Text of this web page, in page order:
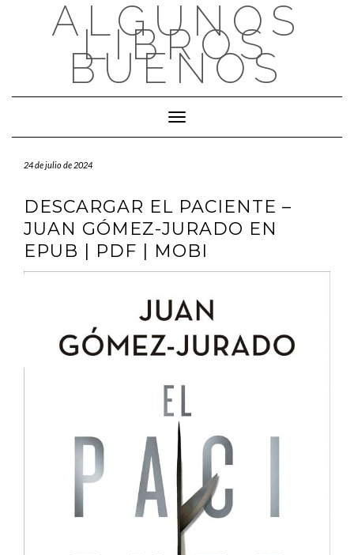
ALGUNOS
LIBROS
BUENOS
Cambiar modo de navegación
24 de julio de 2024
DESCARGAR EL PACIENTE –
JUAN GÓMEZ-JURADO EN
EPUB | PDF | MOBI